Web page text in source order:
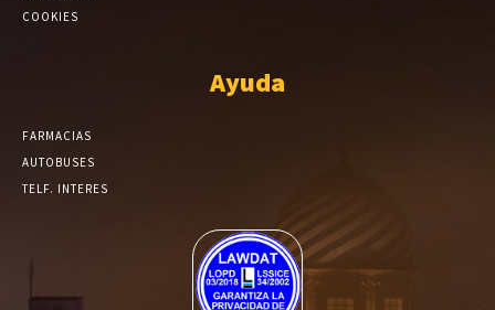
COOKIES
Ayuda
FARMACIAS
AUTOBUSES
TELF. INTERES